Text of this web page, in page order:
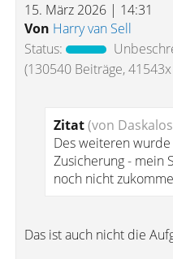
15. März 2026 | 14:31
Von Harry van Sell
Status:
(130540 Beiträge,
Zitat(von
Des weiteren
Zusicherung - mein
noch nicht
Das ist auch nicht die